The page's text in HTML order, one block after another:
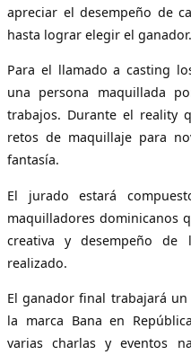
apreciar el desempeño de
hasta lograr elegir el ganador.
Para el llamado a casting
una persona maquillada
trabajos. Durante el reality
retos de maquillaje para
fantasía.
El jurado estará
maquilladores dominicanos
creativa y desempeño de
realizado.
El ganador final trabajará
la marca Bana en
varias charlas y eventos